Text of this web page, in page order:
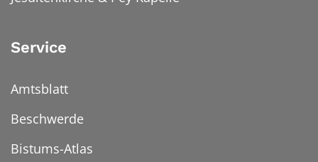
Service
Amtsblatt
Beschwerde
Bistums-Atlas